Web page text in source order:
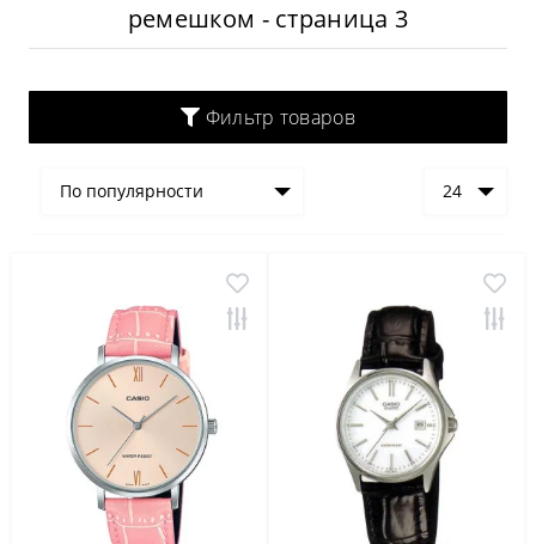
ремешком - страница 3
Фильтр товаров
По популярности 24